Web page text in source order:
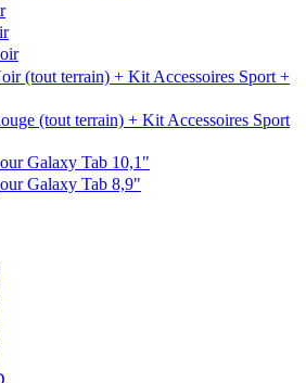
(tout terrain) + Kit Accessoires Sport +
(tout terrain) + Kit Accessoires Sport
Galaxy Tab 10,1"
Galaxy Tab 8,9"